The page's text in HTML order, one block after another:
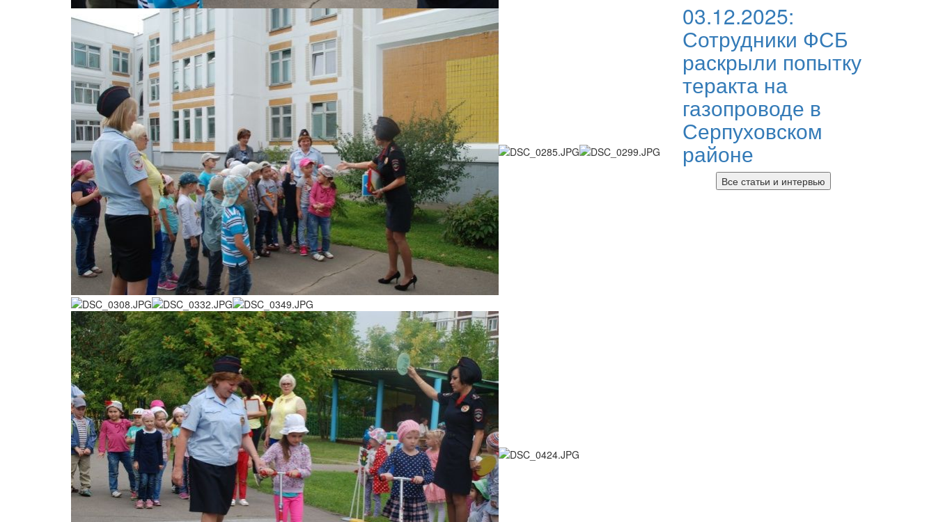
03.12.2025:
Сотрудники ФСБ
раскрыли попытку
теракта на
газопроводе в
Серпуховском
районе
Все статьи и интервью